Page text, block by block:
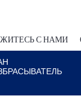
С НАМИ